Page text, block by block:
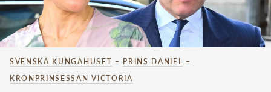
KÄNDISAR
VÄRLDENS KUNGAHUS
Svenska kungahuset
Brittiska kungahuset
REDAKTION
SVENSKA KUNGAHUSET – PRINS DANIEL
–
KRONPRINSESSAN VICTORIA